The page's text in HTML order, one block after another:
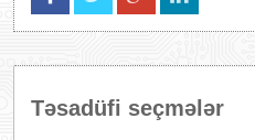
Təsadüfi seçmələr